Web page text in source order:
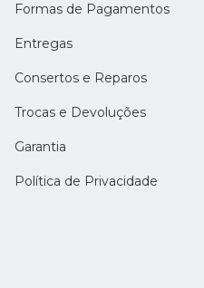
Formas de Pagamentos
Entregas
Consertos e Reparos
Trocas e Devoluções
Garantia
Política de Privacidade